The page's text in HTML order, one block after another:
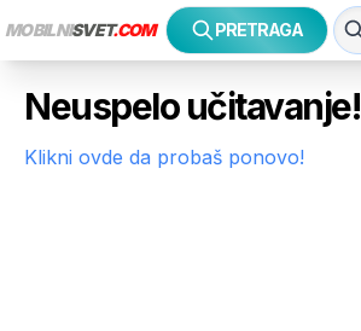
MOBILNISVET.COM PRETRAGA
Neuspelo učitavanje!
Klikni ovde da probaš ponovo!